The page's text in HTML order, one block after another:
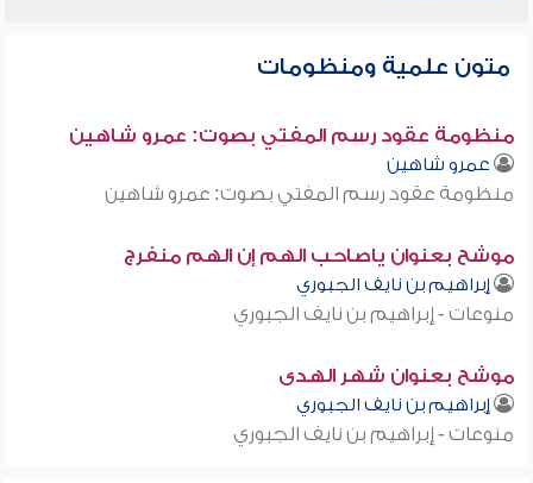
متون علمية ومنظومات
منظومة عقود رسم المفتي بصوت: عمرو شاهين
عمرو شاهين
منظومة عقود رسم المفتي بصوت: عمرو شاهين
موشح بعنوان ياصاحب الهم إن الهم منفرج
إبراهيم بن نايف الجبوري
منوعات - إبراهيم بن نايف الجبوري
موشح بعنوان شهر الهدى
إبراهيم بن نايف الجبوري
منوعات - إبراهيم بن نايف الجبوري